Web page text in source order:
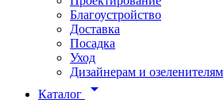
Благоустройство
Доставка
Посадка
Уход
Дизайнерам и озеленителям
Каталог
arrow_drop_down